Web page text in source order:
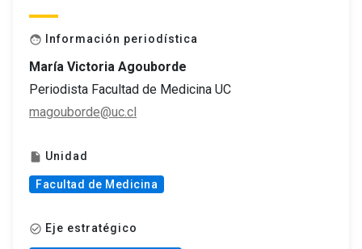
face Información periodística
María Victoria Agouborde
Periodista Facultad de Medicina UC
magouborde@uc.cl
insert_drive_file Unidad
Facultad de Medicina
check_circle_outline Eje estratégico